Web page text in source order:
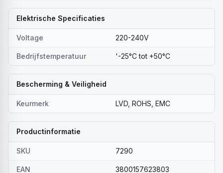
Elektrische Specificaties
Voltage 220-240V
Bedrijfstemperatuur '-25°C tot +50°C
Bescherming & Veiligheid
Keurmerk LVD, ROHS, EMC
Productinformatie
SKU 7290
EAN 3800157623803